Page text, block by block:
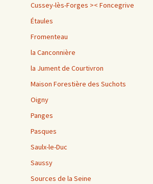
Cussey-lès-Forges >< Foncegrive
Étaules
Fromenteau
la Canconnière
la Jument de Courtivron
Maison Forestière des Suchots
Oigny
Panges
Pasques
Saulx-le-Duc
Saussy
Sources de la Seine